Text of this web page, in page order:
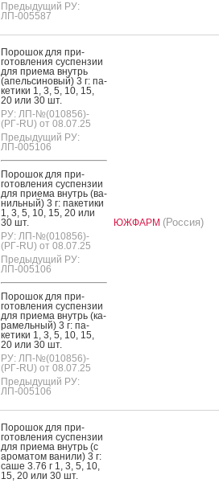
Предыдущий РУ:
ЛП-005587
По­рошок для при­
готов­ле­ния сус­пензии
для при­ема внутрь
(апель­си­новый) 3 г: па­
кети­ки 1, 3, 5, 10, 15,
20 или 30 шт.
РУ: ЛП-№(010856)-
(РГ-RU) от 08.07.25
Предыдущий РУ:
ЛП-005106
По­рошок для при­
готов­ле­ния сус­пензии
для при­ема внутрь (ва­
ниль­ный) 3 г: па­кети­ки
1, 3, 5, 10, 15, 20 или
30 шт.
РУ: ЛП-№(010856)-
(РГ-RU) от 08.07.25
Предыдущий РУ:
ЛП-005106
По­рошок для при­
готов­ле­ния сус­пензии
для при­ема внутрь (ка­
рамель­ный) 3 г: па­
кети­ки 1, 3, 5, 10, 15,
20 или 30 шт.
РУ: ЛП-№(010856)-
(РГ-RU) от 08.07.25
Предыдущий РУ:
ЛП-005106
ЮЖФАРМ (Россия)
По­рошок для при­
готов­ле­ния сус­пензии
для при­ема внутрь (с
аро­матом ва­нили) 3 г:
са­ше 3.76 г 1, 3, 5, 10,
15, 20 или 30 шт.